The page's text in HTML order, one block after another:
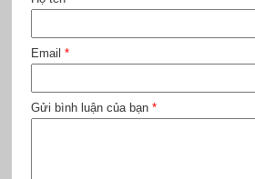
Email *
Gửi bình luận của bạn *